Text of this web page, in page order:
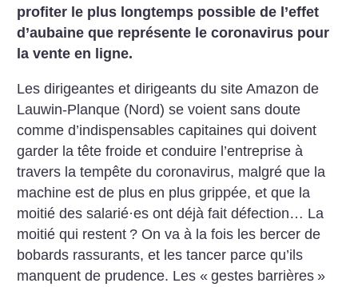
profiter le plus longtemps possible de l’effet
d’aubaine que représente le coronavirus pour
la vente en ligne.
Les dirigeantes et dirigeants du site Amazon de
Lauwin-Planque (Nord) se voient sans doute
comme d’indispensables capitaines qui doivent
garder la tête froide et conduire l’entreprise à
travers la tempête du coronavirus, malgré que la
machine est de plus en plus grippée, et que la
moitié des salarié·es ont déjà fait défection… La
moitié qui restent ? On va à la fois les bercer de
bobards rassurants, et les tancer parce qu’ils
manquent de prudence. Les « gestes barrières »